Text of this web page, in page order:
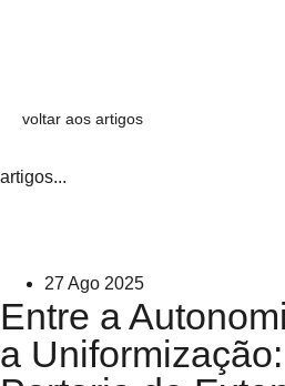
voltar aos artigos
artigos...
27 Ago 2025
Entre a
a